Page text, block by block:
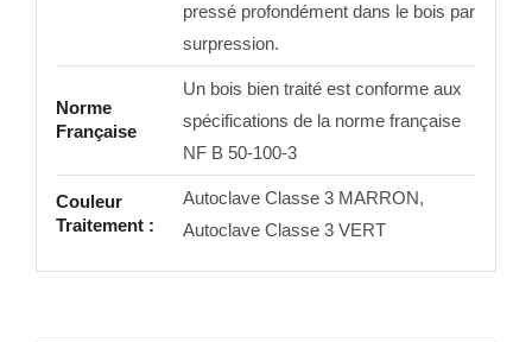
pressé profondément dans le bois par
surpression.
Norme
Française
Un bois bien traité est conforme aux
spécifications de la norme française
NF B 50-100-3
Couleur
Traitement :
Autoclave Classe 3 MARRON,
Autoclave Classe 3 VERT